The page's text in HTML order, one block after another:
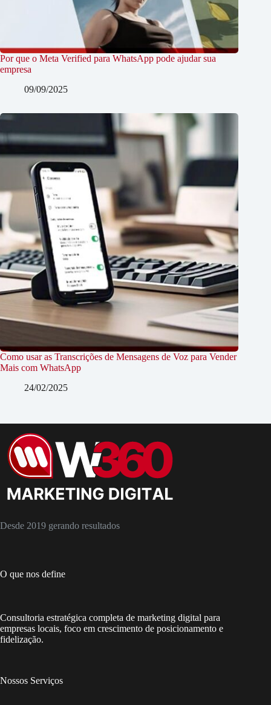
Por que o Meta Verified para WhatsApp pode ajudar sua
empresa
09/09/2025
Como usar as Transcrições de Mensagens de Voz para Vender
Mais com WhatsApp
24/02/2025
Desde 2019 gerando resultados
O que nos define
Consultoria estratégica completa de marketing digital para
empresas locais, foco em crescimento de posicionamento e
fidelização.
Nossos Serviços